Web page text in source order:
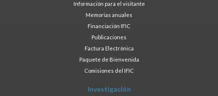
Información para el visitante
Memorias anuales
Financiación IFIC
Publicaciones
Factura Electrónica
Paquete de Bienvenida
Comisiones del IFIC
Investigación